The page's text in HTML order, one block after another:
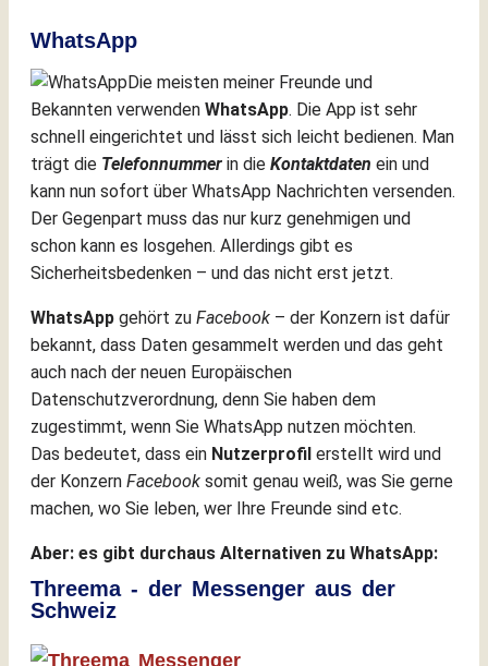
WhatsApp
Die meisten meiner Freunde und
Bekannten verwenden WhatsApp. Die App ist sehr
schnell eingerichtet und lässt sich leicht bedienen. Man
trägt die Telefonnummer in die Kontaktdaten ein und
kann nun sofort über WhatsApp Nachrichten versenden.
Der Gegenpart muss das nur kurz genehmigen und
schon kann es losgehen. Allerdings gibt es
Sicherheitsbedenken – und das nicht erst jetzt.
WhatsApp gehört zu Facebook – der Konzern ist dafür
bekannt, dass Daten gesammelt werden und das geht
auch nach der neuen Europäischen
Datenschutzverordnung, denn Sie haben dem
zugestimmt, wenn Sie WhatsApp nutzen möchten.
Das bedeutet, dass ein Nutzerprofil erstellt wird und
der Konzern Facebook somit genau weiß, was Sie gerne
machen, wo Sie leben, wer Ihre Freunde sind etc.
Aber: es gibt durchaus Alternativen zu WhatsApp:
Threema - der Messenger aus der
Schweiz